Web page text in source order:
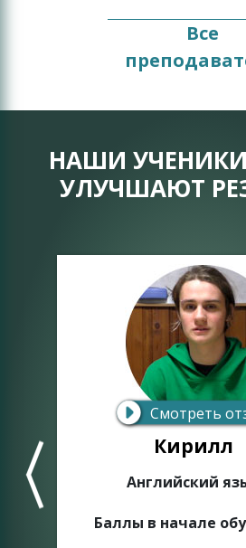
Все
НАШИ УЧЕНИКИ
УЛУЧШАЮТ
Смотреть
Кирилл
Английский
Баллы в начале